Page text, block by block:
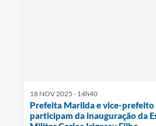
18 NOV 2025 - 14h40
Prefeita Marilda e vice-
participam da inauguração da